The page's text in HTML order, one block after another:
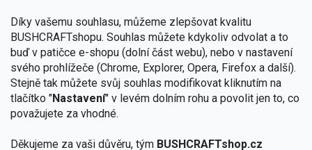
Díky vašemu souhlasu, můžeme zlepšovat kvalitu
BUSHCRAFTshopu. Souhlas můžete kdykoliv odvolat a to
buď v patičce e-shopu (dolní část webu), nebo v nastavení
svého prohlížeče (Chrome, Explorer, Opera, Firefox a další).
Stejně tak můžete svůj souhlas modifikovat kliknutím na
tlačítko "Nastavení" v levém dolním rohu a povolit jen to, co
považujete za vhodné.
Děkujeme za vaši důvěru, tým BUSHCRAFTshop.cz
podmínkami ochrany osobních údajů